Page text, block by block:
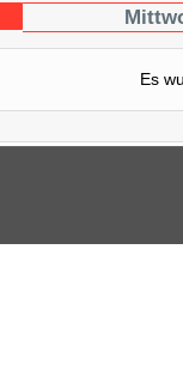
Es